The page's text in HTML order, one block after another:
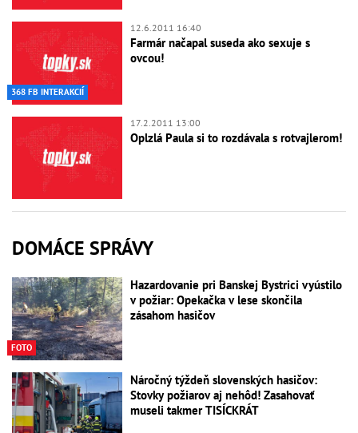
368 FB INTERAKCIÍ
12.6.2011 16:40
Farmár načapal suseda ako sexuje s
ovcou!
17.2.2011 13:00
Oplzlá Paula si to rozdávala s rotvajlerom!
DOMÁCE SPRÁVY
FOTO
Hazardovanie pri Banskej Bystrici vyústilo
v požiar: Opekačka v lese skončila
zásahom hasičov
Náročný týždeň slovenských hasičov:
Stovky požiarov aj nehôd! Zasahovať
museli takmer TISÍCKRÁT